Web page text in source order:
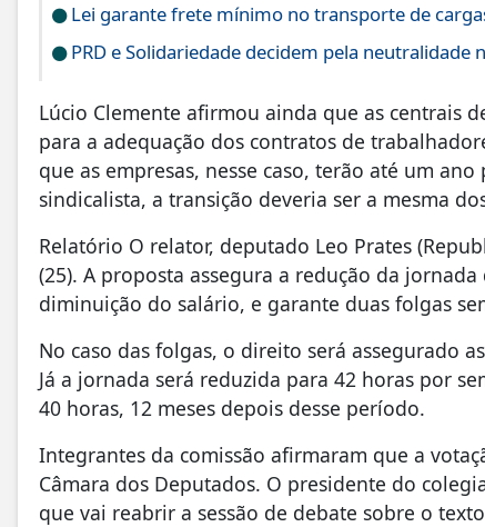
Lei garante frete mínimo no transporte de
PRD e Solidariedade decidem pela neutralidade
Lúcio Clemente afirmou ainda que as centrais
para a adequação dos contratos de
que as empresas, nesse caso, terão até um
sindicalista, a transição deveria ser a mesma
Relatório O relator, deputado Leo Prates
(25). A proposta assegura a redução da
diminuição do salário, e garante duas folgas
No caso das folgas, o direito será assegurado
Já a jornada será reduzida para 42 horas por
40 horas, 12 meses depois desse período.
Integrantes da comissão afirmaram que a
Câmara dos Deputados. O presidente do
que vai reabrir a sessão de debate sobre o